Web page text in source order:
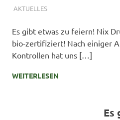
26. MÄRZ 2024
SIMONE SCHMIDT
AKTUELLES
Es gibt etwas zu feiern! Nix
bio-zertifiziert! Nach einiger
Kontrollen hat uns […]
WEITERLESEN
Es